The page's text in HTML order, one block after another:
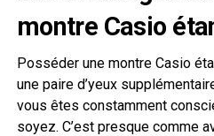
montre Casio
Posséder une montre Casio
une paire d’yeux
vous êtes constamment
soyez. C’est presque comme